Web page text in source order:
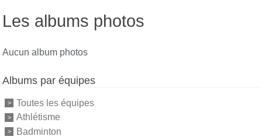
Les albums photos
Aucun album photos
Albums par équipes
Toutes les équipes
Athlétisme
Badminton